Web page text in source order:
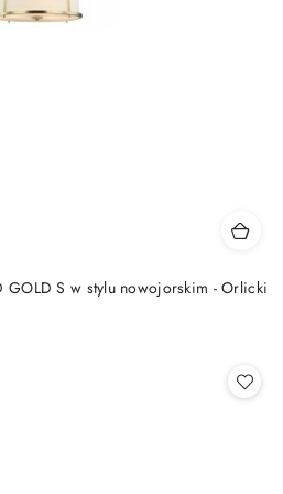
GOLD S w stylu nowojorskim - Orlicki